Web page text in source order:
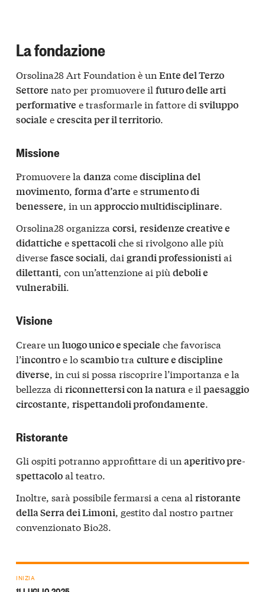
La fondazione
Orsolina28 Art Foundation è un Ente del Terzo
Settore nato per promuovere il futuro delle arti
performative e trasformarle in fattore di sviluppo
sociale ecrescita per il territorio.
Missione
Promuovere la danzacomedisciplina del
movimento, forma d’arte estrumento di
benessere, in un approccio multidisciplinare.
Orsolina28 organizza corsi, residenze creative e
didattiche espettacoliche si rivolgono alle più
diversefasce sociali, dai grandi professionistiai
dilettanti, con un’attenzione ai più deboli e
vulnerabili.
Visione
Creare un luogo unico e speciale che favorisca
l’incontroe loscambiotra culture e discipline
diverse , in cui si possa riscoprire l’importanza e la
bellezza di riconnettersi con la natura e il paesaggio
circostante rispettandoli profondamente
Ristorante
Gli ospiti potranno approfittare di un aperitivo pre-
spettacoloal teatro.
Inoltre, sarà possibile fermarsi a cena al ristorante
della Serra dei Limoni, gestito dal nostro partner
convenzionato Bio28.
INIZIA